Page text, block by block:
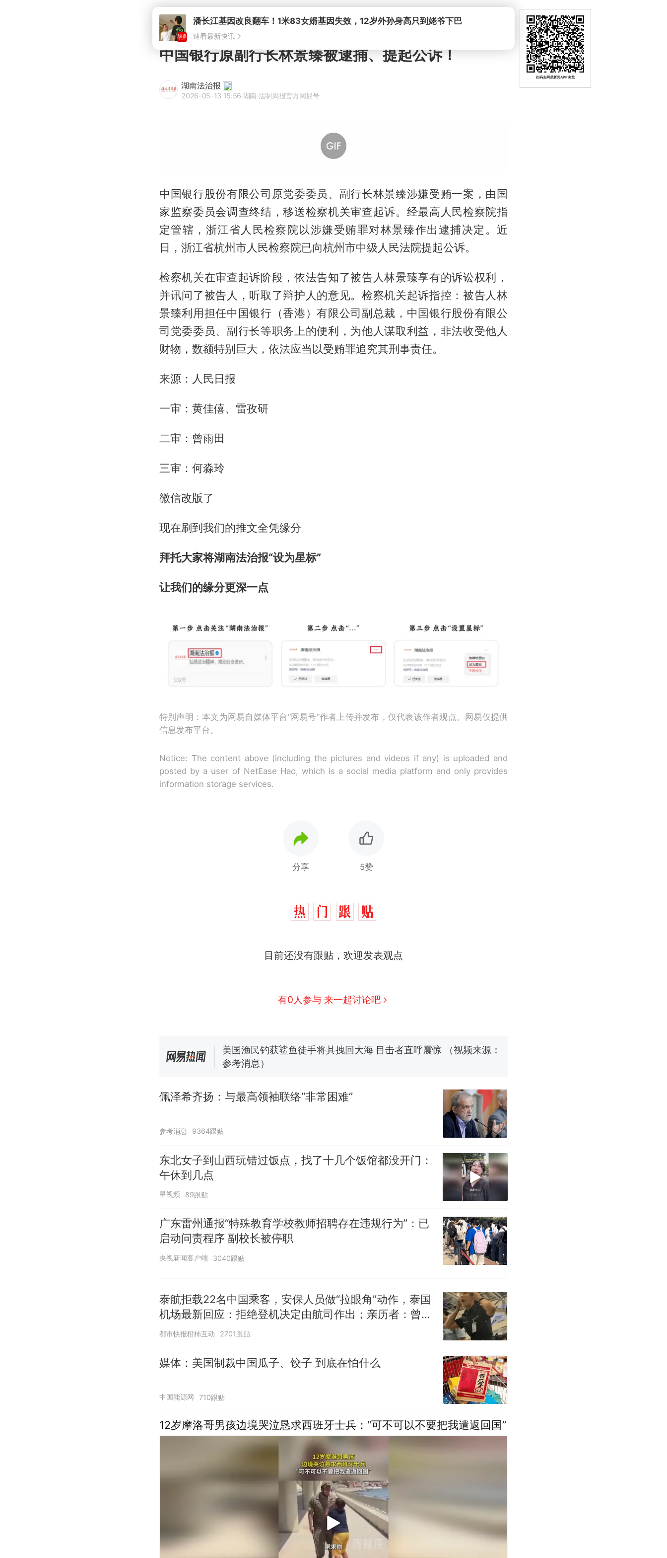
中国银行原副行长林景臻被逮捕、提起公诉！
湖南法治报
2026-05-13 15:56·湖南·法制周报官方网易号
中国银行股份有限公司原党委委员、副行长林景臻涉嫌受贿一案，由国
家监察委员会调查终结，移送检察机关审查起诉。经最高人民检察院指
定管辖，浙江省人民检察院以涉嫌受贿罪对林景臻作出逮捕决定。近
日，浙江省杭州市人民检察院已向杭州市中级人民法院提起公诉。
检察机关在审查起诉阶段，依法告知了被告人林景臻享有的诉讼权利，
并讯问了被告人，听取了辩护人的意见。检察机关起诉指控：被告人林
景臻利用担任中国银行（香港）有限公司副总裁，中国银行股份有限公
司党委委员、副行长等职务上的便利，为他人谋取利益，非法收受他人
财物，数额特别巨大，依法应当以受贿罪追究其刑事责任。
来源：人民日报
一审：黄佳僖、雷孜研
二审：曾雨田
三审：何淼玲
微信改版了
现在刷到我们的推文全凭缘分
拜托大家将湖南法治报“设为星标”
让我们的缘分更深一点
特别声明：本文为网易自媒体平台“网易号”作者上传并发布，仅代表该作者观点。网易仅提供
信息发布平台。
Notice: The content above (including the pictures and videos if any) is uploaded and
posted by a user of NetEase Hao, which is a social media platform and only provides
information storage services.
分享 5赞
目前还没有跟贴，欢迎发表观点
有0人参与 来一起讨论吧
费大厨“全国小炒肉大王”称号，仅凭视频评出？中国烹饪协会回
美国渔民钓获鲨鱼徒手将其拽回大海 目击者直呼震惊 （视频来源：
参考消息）
“不想干了特提出辞职”，疑似南京大学数院院长辞职信流传，院
图做头像
佩泽希齐扬：与最高领袖联络“非常困难”
参考消息 9364跟贴
东北女子到山西玩错过饭点，找了十几个饭馆都没开门：
午休到几点
星视频 89跟贴
广东雷州通报“特殊教育学校教师招聘存在违规行为”：已
启动问责程序 副校长被停职
央视新闻客户端 3040跟贴
泰航拒载22名中国乘客，安保人员做“拉眼角”动作，泰国
机场最新回应：拒绝登机决定由航司作出；亲历者：曾承
诺免费改签但没兑现
都市快报橙柿互动 2701跟贴
媒体：美国制裁中国瓜子、饺子 到底在怕什么
中国能源网 710跟贴
12岁摩洛哥男孩边境哭泣恳求西班牙士兵：“可不可以不要把我遣返回国”
扫码去网易新闻APP浏览